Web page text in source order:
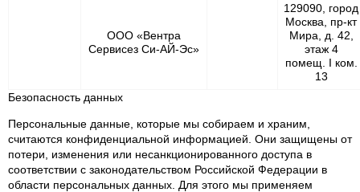
ООО «Вентра
Сервисез Си-АЙ-Эс»
129090, город
Москва, пр-кт
Мира, д. 42,
этаж 4
помещ. I ком.
13
Безопасность данных
Персональные данные, которые мы собираем и храним,
считаются конфиденциальной информацией. Они защищены от
потери, изменения или несанкционированного доступа в
соответствии с законодательством Российской Федерации в
области персональных данных. Для этого мы применяем